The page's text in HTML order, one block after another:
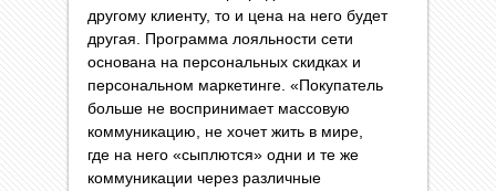
другому клиенту, то и цена на него будет
другая. Программа лояльности сети
основана на персональных скидках и
персональном маркетинге. «Покупатель
больше не воспринимает массовую
коммуникацию, не хочет жить в мире,
где на него «сыплются» одни и те же
коммуникации через различные